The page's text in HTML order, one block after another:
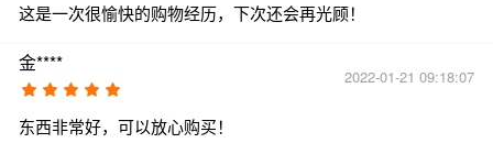
这是一次很愉快的购物经历，下次还会再光顾！
金****
2022-01-21 09:18:07
东西非常好，可以放心购买！